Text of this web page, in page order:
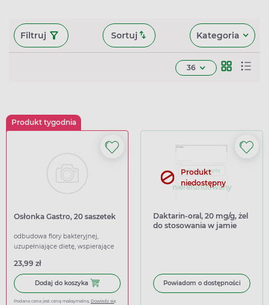
Filtruj Sortuj Kategoria
36
Produkt tygodnia
Osłonka Gastro, 20 saszetek
odbudowa flory bakteryjnej,
uzupełniające dietę, wspierające
23,99 zł
Dodaj do koszyka Dodaj do koszyka Osłonka Gastro, 20 saszetek
Podana cena jest ceną maksymalną. Dowiedz się
nierefundowany
Produkt
niedostępny
Daktarin-oral, 20 mg/g, żel
do stosowania w jamie
Powiadom o dostępności